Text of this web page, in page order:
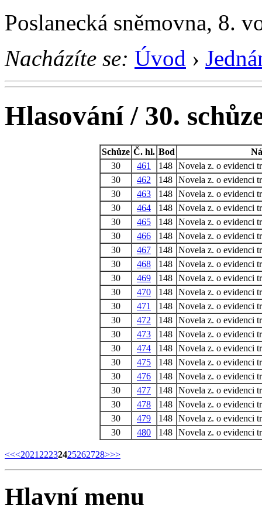
Poslanecká sněmovna, 8.
Nacházíte se: Úvod ›
Hlasování / 30.
Schůze Č. hl. Bod
30
461 148 Novela z. o evidenci
30
462 148 Novela z. o evidenci
30
463 148 Novela z. o evidenci
30
464 148 Novela z. o evidenci
30
465 148 Novela z. o evidenci
30
466 148 Novela z. o evidenci
30
467 148 Novela z. o evidenci
30
468 148 Novela z. o evidenci
30
469 148 Novela z. o evidenci
30
470 148 Novela z. o evidenci
30
471 148 Novela z. o evidenci
30
472 148 Novela z. o evidenci
30
473 148 Novela z. o evidenci
30
474 148 Novela z. o evidenci
30
475 148 Novela z. o evidenci
30
476 148 Novela z. o evidenci
30
477 148 Novela z. o evidenci
30
478 148 Novela z. o evidenci
30
479 148 Novela z. o evidenci
30
480 148 Novela z. o evidenci
<<<2021 22232425262728>>>
Hlavní menu